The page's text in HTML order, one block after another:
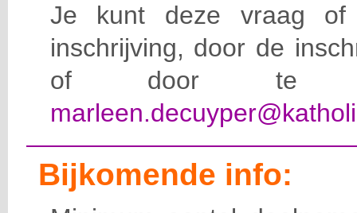
Je kunt deze vraag of
inschrijving, door de
of door te e-
Bijkomende info: